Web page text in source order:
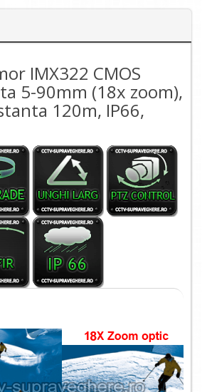
IMX322 CMOS
5-90mm (18x zoom),
120m, IP66,